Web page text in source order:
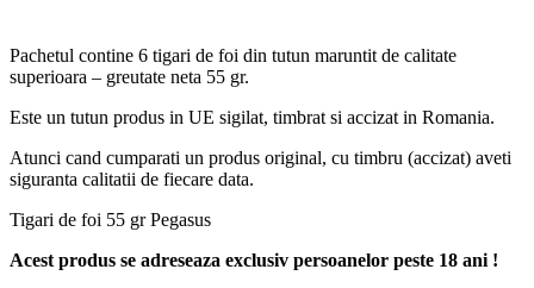
Pachetul contine 6 tigari de foi din tutun maruntit de calitate
superioara – greutate neta 55 gr.
Este un tutun produs in UE sigilat, timbrat si accizat in Romania.
Atunci cand cumparati un produs original, cu timbru (accizat) aveti
siguranta calitatii de fiecare data.
Tigari de foi 55 gr Pegasus
Acest produs se adreseaza exclusiv persoanelor peste 18 ani !